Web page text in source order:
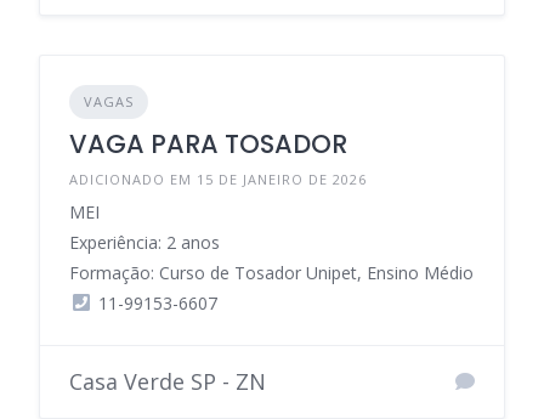
VAGAS
VAGA PARA TOSADOR
ADICIONADO EM 15 DE JANEIRO DE 2026
MEI
Experiência: 2 anos
Formação: Curso de Tosador Unipet, Ensino Médio
11-99153-6607
Casa Verde SP - ZN